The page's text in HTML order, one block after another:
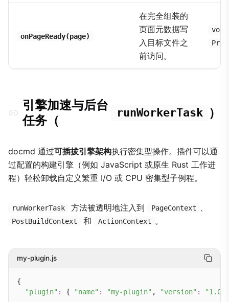
onPageReady(page)
在完全组装的
页面元数据写
入目标文件之
前访问。
void
引擎加速与后台
任务（
runWorkerTask ）
docmd 通过可插拔引擎架构执行密集型操作。插件可以通
过配置的构建引擎（例如 JavaScript 或原生 Rust 工作进
程）轻松卸载自定义繁重 I/O 或 CPU 密集型子例程。
runWorkerTask 方法被透明地注入到 PageContext 、
PostBuildContext 和 ActionContext 。
my-plugin.js
{
"plugin" : { "name" : "my-plugin" , "version" :